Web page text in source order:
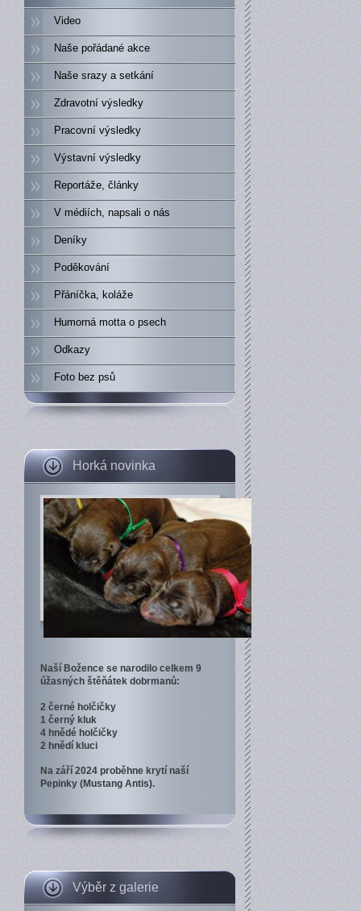
Video
Naše pořádané akce
Naše srazy a setkání
Zdravotní výsledky
Pracovní výsledky
Výstavní výsledky
Reportáže, články
V médiích, napsali o nás
Deníky
Poděkování
Přáníčka, koláže
Humorná motta o psech
Odkazy
Foto bez psů
Horká novinka
Naší Božence se narodilo celkem 9
úžasných štěňátek dobrmanů:
2 černé holčičky
1 černý kluk
4 hnědé holčičky
2 hnědí kluci
Na září 2024 proběhne krytí naší
Pepinky (Mustang Antis).
Výběr z galerie